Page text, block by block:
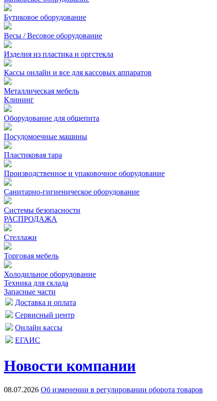
Бутиковое оборудование
Весы / Весовое оборудование
Изделия из пластика и оргстекла
Кассы онлайн и все для кассовых аппаратов
Металлическая мебель
Клининг
Оборудование для общепита
Посудомоечные машины
Пластиковая тара
Производственное и упаковочное оборудование
Санитарно-гигиеническое оборудование
Системы безопасности
РАСПРОДАЖА
Стеллажи
Торговая мебель
Холодильное оборудование
Техника для склада
Запасные части
Доставка и оплата
Сервисный центр
Онлайн кассы
ЕГАИС
Новости компании
08.07.2026 Об изменении в регулировании оборота товаров